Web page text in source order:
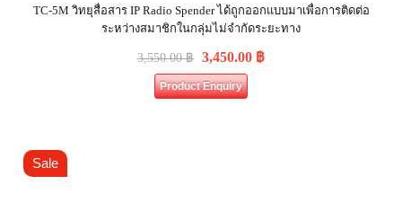
TC-5M วิทยุสื่อสาร IP Radio Spender ได้ถูกออกแบบมาเพื่อการติดต่อ
ระหว่างสมาชิกในกลุ่มไม่จำกัดระยะทาง
3,550.00฿ 3,450.00 ฿
Product Enquiry
Sale